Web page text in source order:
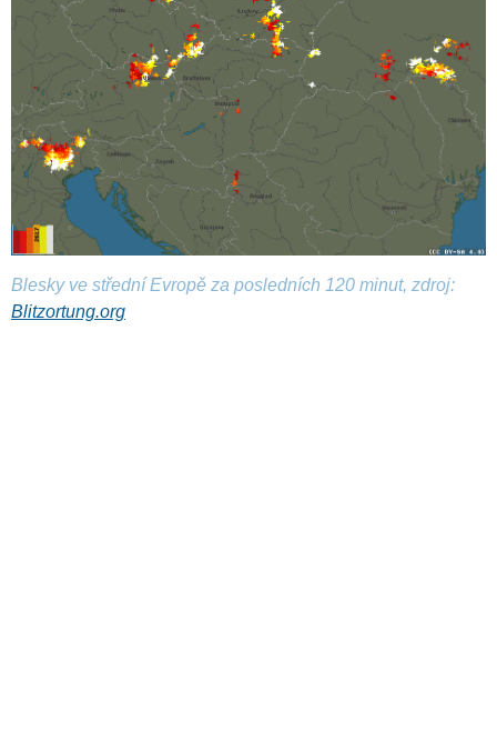
Blesky ve střední Evropě za posledních 120 minut, zdroj:
Blitzortung.org